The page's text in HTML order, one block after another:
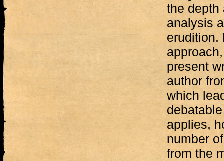
the depth
analysis
erudition.
present
author
which
applies,
number
from the